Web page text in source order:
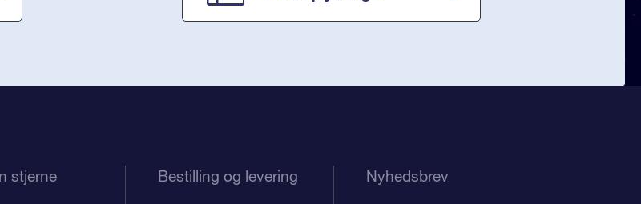
stjerne Bestilling og levering Nyhedsbrev